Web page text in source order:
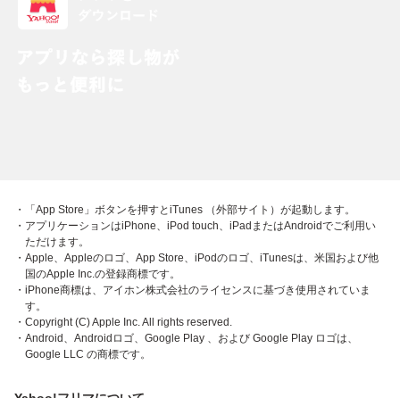
・「App Store」ボタンを押すとiTunes （外部サイト）が起動します。
・アプリケーションはiPhone、iPod touch、iPadまたはAndroidでご利用い
ただけます。
・Apple、Appleのロゴ、App Store、iPodのロゴ、iTunesは、米国および他
国のApple Inc.の登録商標です。
・iPhone商標は、アイホン株式会社のライセンスに基づき使用されていま
す。
・Copyright (C) Apple Inc. All rights reserved.
・Android、Androidロゴ、Google Play 、および Google Play ロゴは、
Google LLC の商標です。